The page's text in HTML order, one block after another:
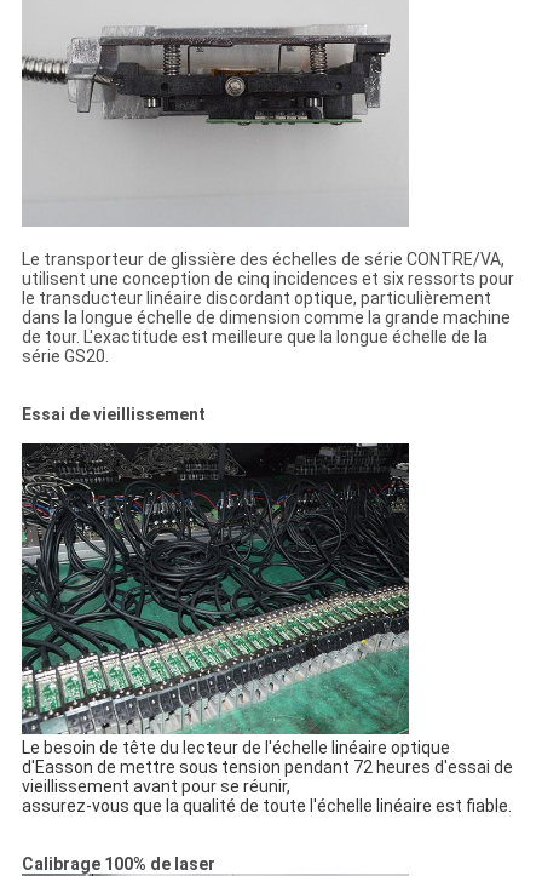
Le transporteur de glissière des échelles de série CONTRE/VA,
utilisent une conception de cinq incidences et six ressorts pour
le transducteur linéaire discordant optique, particulièrement
dans la longue échelle de dimension comme la grande machine
de tour. L'exactitude est meilleure que la longue échelle de la
série GS20.
Essai de vieillissement
Le besoin de tête du lecteur de l'échelle linéaire optique
d'Easson de mettre sous tension pendant 72 heures d'essai de
vieillissement avant pour se réunir,
assurez-vous que la qualité de toute l'échelle linéaire est fiable.
Calibrage 100% de laser